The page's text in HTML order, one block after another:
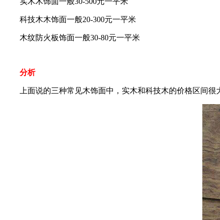
科技木木饰面一般20-300元一平米
木纹防火板饰面一般30-80元一平米
分析
上面说的三种常见木饰面中，实木和科技木的价格区间很